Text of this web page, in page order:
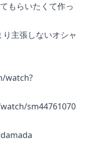
もらいたくて作っ
主張しないオシャ
watch?
sm44761070